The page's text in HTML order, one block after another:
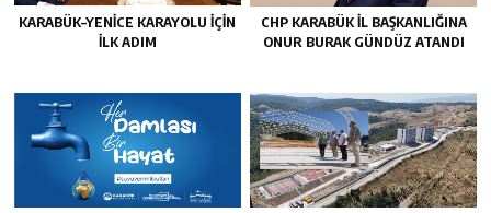
KARABÜK–YENİCE KARAYOLU İÇİN
İLK ADIM
CHP KARABÜK İL BAŞKANLIĞINA
ONUR BURAK GÜNDÜZ ATANDI